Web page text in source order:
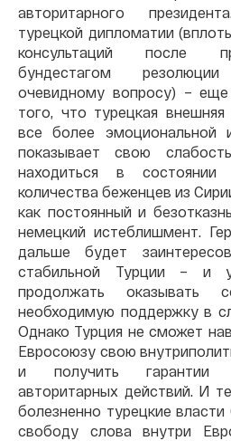
авторитарного
турецкой дипломатии
консультаций после
бундестагом
очевидному вопросу) –
того, что турецкая внешняя
все более эмоциональной
показывает свою
находиться в
количества беженцев из
как постоянный и
немецкий истеблишмент.
дальше будет
стабильной Турции – и
продолжать оказывать
необходимую поддержку в
Однако Турция не сможет
Евросоюзу свою
и получить гарантии
авторитарных действий. И
болезненно турецкие власти
свободу слова внутри